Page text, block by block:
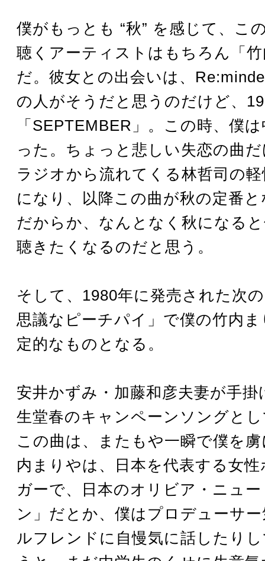
僕がもっとも “秋” を感じて、こ
聴くアーティストはもちろん「
だ。彼女との出会いは、
の人がそうだと思うのだけど、
「SEPTEMBER」。この時、僕
った。ちょっと悲しい失恋の曲
ラジオから流れてくる林哲司の
になり、以降この曲が秋の定番
だからか、なんとなく秋になる
聴きたくなるのだと思う。
そして、1980年に発売された次
思議なピーチパイ」で僕の竹内
定的なものとなる。
安井かずみ・加藤和彦夫妻が手掛
生堂春のキャンペーンソングと
この曲は、またもや一瞬で僕を
内まりやは、日本を代表する女
ガーで、日本のオリビア・ニュ
ン」だとか、僕はプロデューサ
ルフレンドに自慢気に話したり